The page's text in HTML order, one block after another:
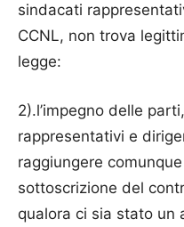
sindacati
CCNL, non trova
legge:
2).l’impegno delle
rappresentativi e
raggiungere
sottoscrizione del
qualora ci sia stato un